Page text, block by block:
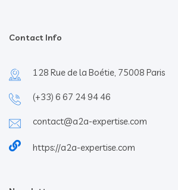
Contact Info
128 Rue de la Boétie, 75008 Paris
(+33) 6 67 24 94 46
contact@a2a-expertise.com
https://a2a-expertise.com